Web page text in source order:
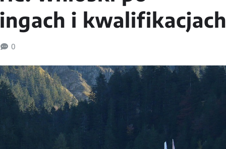
i kwalifikacjach
0